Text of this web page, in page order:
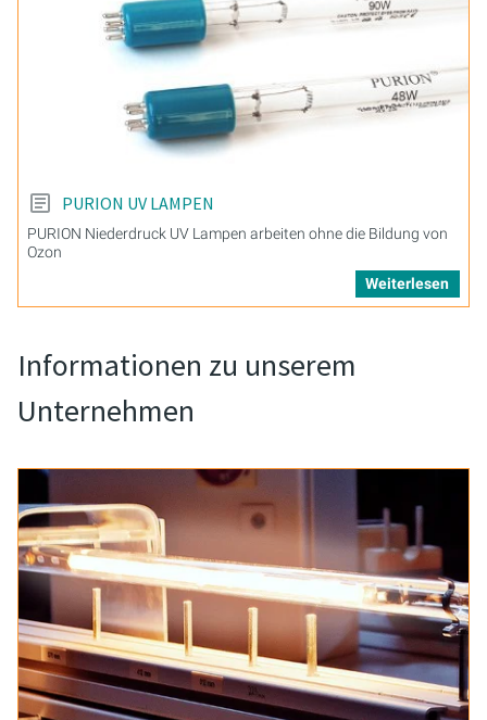
PURION UV LAMPEN
PURION Niederdruck UV Lampen arbeiten ohne die Bildung von
Ozon
Weiterlesen
Informationen zu unserem
Unternehmen